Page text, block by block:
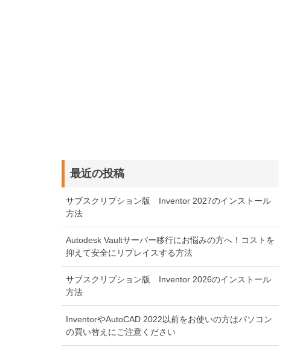
最近の投稿
サブスクリプション版 Inventor 2027のインストール
方法
Autodesk Vaultサーバー移行にお悩みの方へ！コストを
抑えて安全にリプレイスする方法
サブスクリプション版 Inventor 2026のインストール
方法
InventorやAutoCAD 2022以前をお使いの方はパソコン
の買い替えにご注意ください